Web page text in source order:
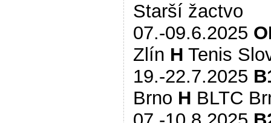
Starší žactvo
07.-09.6.2025
Zlín H Tenis
19.-22.7.2025
Brno H BLTC